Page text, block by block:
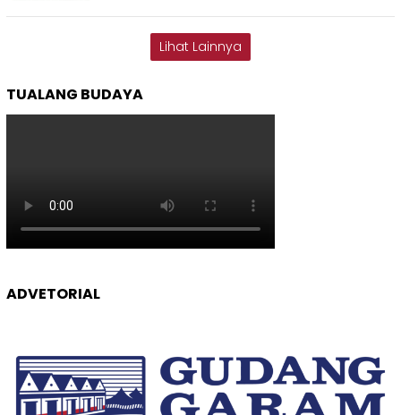
Lihat Lainnya
TUALANG BUDAYA
ADVETORIAL